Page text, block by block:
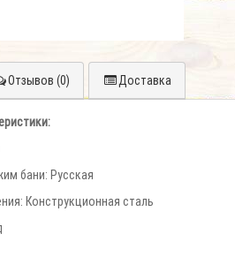
Отзывов (0) Доставка
бани: Русская
Конструкционная сталь